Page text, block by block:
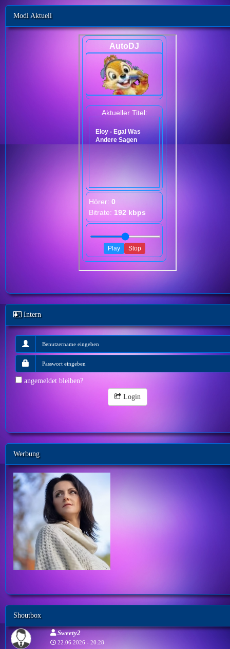
Modi Aktuell
Intern
angemeldet bleiben?
Login
Werbung
Shoutbox
Sweety2
22.06.2026 - 20:28